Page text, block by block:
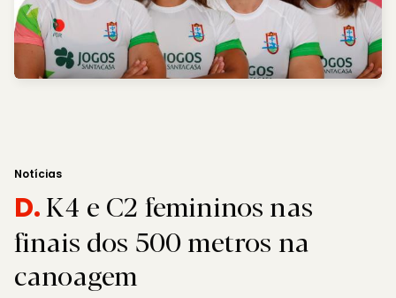
Notícias
D.K4 e C2 femininos nas
finais dos 500 metros na
canoagem